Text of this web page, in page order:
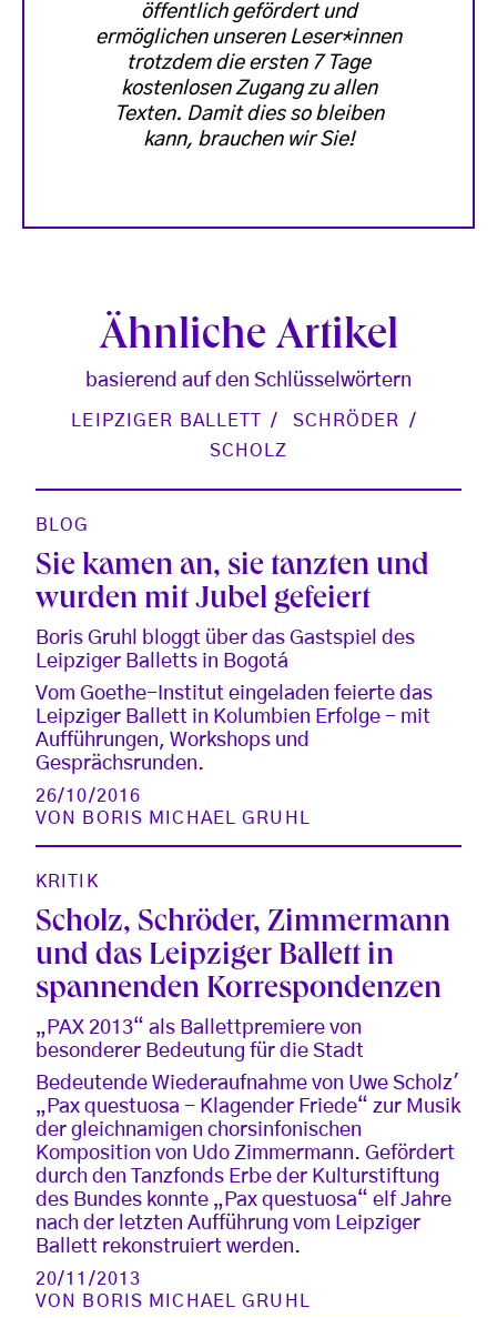
öffentlich gefördert und
ermöglichen unseren Leser*innen
trotzdem die ersten 7 Tage
kostenlosen Zugang zu allen
Texten. Damit dies so bleiben
kann, brauchen wir Sie!
Ähnliche Artikel
basierend auf den Schlüsselwörtern
LEIPZIGER BALLETT
SCHRÖDER
SCHOLZ
BLOG
Sie kamen an, sie tanzten und
wurden mit Jubel gefeiert
Boris Gruhl bloggt über das Gastspiel des
Leipziger Balletts in Bogotá
Vom Goethe-Institut eingeladen feierte das
Leipziger Ballett in Kolumbien Erfolge - mit
Aufführungen, Workshops und
Gesprächsrunden.
26/10/2016
VON
BORIS MICHAEL GRUHL
KRITIK
Scholz, Schröder, Zimmermann
und das Leipziger Ballett in
spannenden Korrespondenzen
„PAX 2013“ als Ballettpremiere von
besonderer Bedeutung für die Stadt
Bedeutende Wiederaufnahme von Uwe Scholz'
„Pax questuosa - Klagender Friede“ zur Musik
der gleichnamigen chorsinfonischen
Komposition von Udo Zimmermann. Gefördert
durch den Tanzfonds Erbe der Kulturstiftung
des Bundes konnte „Pax questuosa“ elf Jahre
nach der letzten Aufführung vom Leipziger
Ballett rekonstruiert werden.
20/11/2013
VON
BORIS MICHAEL GRUHL